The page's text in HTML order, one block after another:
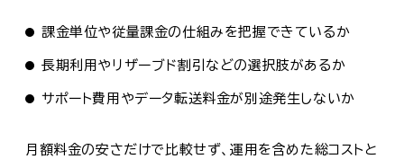
課金単位や従量課金の仕組みを把握できているか
長期利用やリザーブド割引などの選択肢があるか
サポート費用やデータ転送料金が別途発生しないか
月額料金の安さだけで比較せず、運用を含めた総コストと